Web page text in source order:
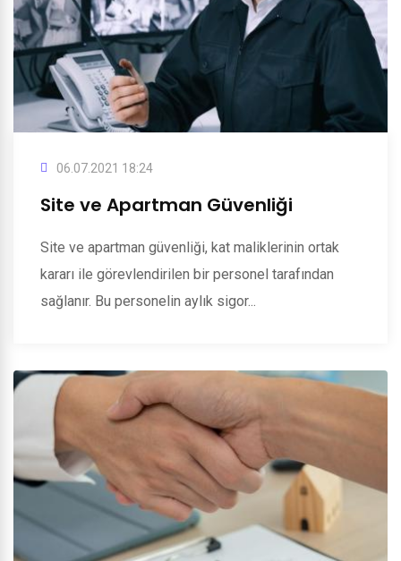
06.07.2021 18:24
Site ve Apartman Güvenliği
Site ve apartman güvenliği, kat maliklerinin ortak
kararı ile görevlendirilen bir personel tarafından
sağlanır. Bu personelin aylık sigor...